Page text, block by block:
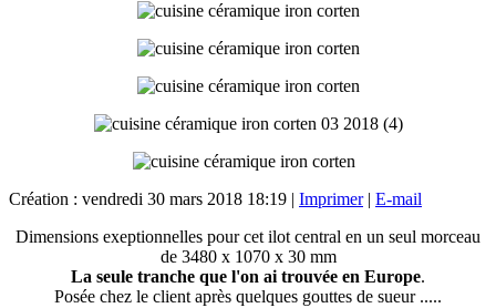
Création : vendredi 30 mars 2018 18:19 | Imprimer| E-mail
Dimensions exeptionnelles pour cet ilot central en un seul morceau
de 3480 x 1070 x 30 mm
La seule tranche que l'on ai trouvée en Europe.
Posée chez le client après quelques gouttes de sueur .....